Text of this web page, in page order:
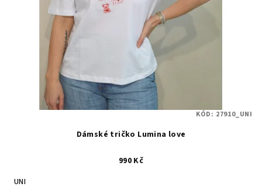
Dámské tričko Lumina love
990 Kč
UNI
KÓD: 27910_UNI